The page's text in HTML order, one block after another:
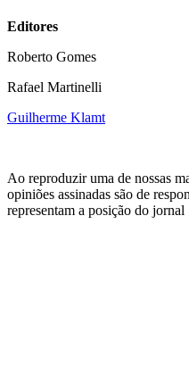
Editores
Roberto Gomes
Rafael Martinelli
Guilherme Klamt
Ao reproduzir uma de nossas
opiniões assinadas são de
representam a posição do jornal